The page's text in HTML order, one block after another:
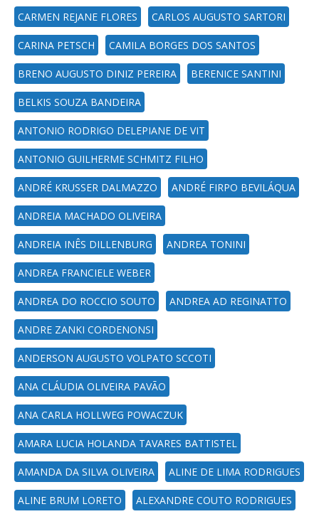
CARMEN REJANE FLORES CARLOS AUGUSTO SARTORI
CARINA PETSCH CAMILA BORGES DOS SANTOS
BRENO AUGUSTO DINIZ PEREIRA BERENICE SANTINI
BELKIS SOUZA BANDEIRA
ANTONIO RODRIGO DELEPIANE DE VIT
ANTONIO GUILHERME SCHMITZ FILHO
ANDRÉ KRUSSER DALMAZZO ANDRÉ FIRPO BEVILÁQUA
ANDREIA MACHADO OLIVEIRA
ANDREIA INÊS DILLENBURG ANDREA TONINI
ANDREA FRANCIELE WEBER
ANDREA DO ROCCIO SOUTO ANDREA AD REGINATTO
ANDRE ZANKI CORDENONSI
ANDERSON AUGUSTO VOLPATO SCCOTI
ANA CLÁUDIA OLIVEIRA PAVÃO
ANA CARLA HOLLWEG POWACZUK
AMARA LUCIA HOLANDA TAVARES BATTISTEL
AMANDA DA SILVA OLIVEIRA ALINE DE LIMA RODRIGUES
ALINE BRUM LORETO ALEXANDRE COUTO RODRIGUES